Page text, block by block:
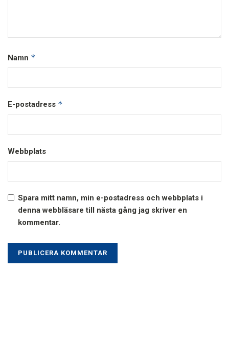
Namn *
E-postadress *
Webbplats
Spara mitt namn, min e-postadress och webbplats i
denna webbläsare till nästa gång jag skriver en
kommentar.